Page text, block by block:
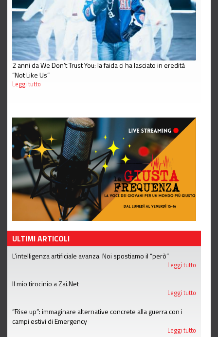
2 anni da We Don’t Trust You: la faida ci ha lasciato in eredità
“Not Like Us”
Leggi tutto
ULTIMI ARTICOLI
L’intelligenza artificiale avanza. Noi spostiamo il “però”
Leggi tutto
Il mio tirocinio a Zai.Net
Leggi tutto
“Rise up”: immaginare alternative concrete alla guerra con i
campi estivi di Emergency
Leggi tutto